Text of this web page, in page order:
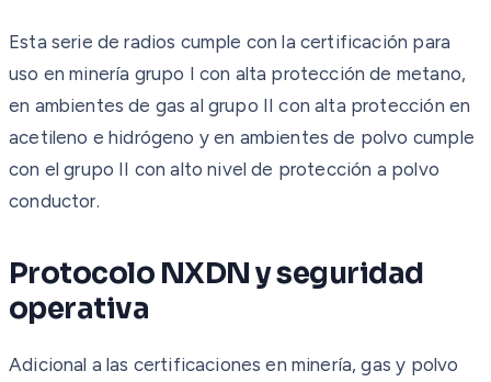
Esta serie de radios cumple con la certificación para
uso en minería grupo I con alta protección de metano,
en ambientes de gas al grupo II con alta protección en
acetileno e hidrógeno y en ambientes de polvo cumple
con el grupo II con alto nivel de protección a polvo
conductor.
Protocolo NXDN y seguridad
operativa
Adicional a las certificaciones en minería, gas y polvo